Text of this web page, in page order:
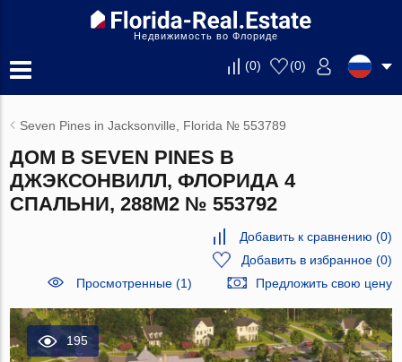
Недвижимость во Флориде
(0) (0)
Seven Pines in Jacksonville, Florida № 553789
ДОМ В SEVEN PINES В
ДЖЭКСОНВИЛЛ, ФЛОРИДА 4
СПАЛЬНИ, 288М2 № 553792
Добавить к сравнению (0)
Добавить в избранное(0)
Просмотренные (1)
Предложить свою цену
195